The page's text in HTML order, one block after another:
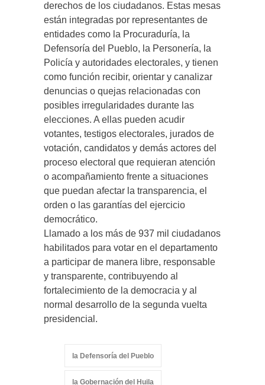
derechos de los ciudadanos. Estas mesas
están integradas por representantes de
entidades como la Procuraduría, la
Defensoría del Pueblo, la Personería, la
Policía y autoridades electorales, y tienen
como función recibir, orientar y canalizar
denuncias o quejas relacionadas con
posibles irregularidades durante las
elecciones. A ellas pueden acudir
votantes, testigos electorales, jurados de
votación, candidatos y demás actores del
proceso electoral que requieran atención
o acompañamiento frente a situaciones
que puedan afectar la transparencia, el
orden o las garantías del ejercicio
democrático.
Llamado a los más de 937 mil ciudadanos
habilitados para votar en el departamento
a participar de manera libre, responsable
y transparente, contribuyendo al
fortalecimiento de la democracia y al
normal desarrollo de la segunda vuelta
presidencial.
la Defensoría del Pueblo
la Gobernación del Huila